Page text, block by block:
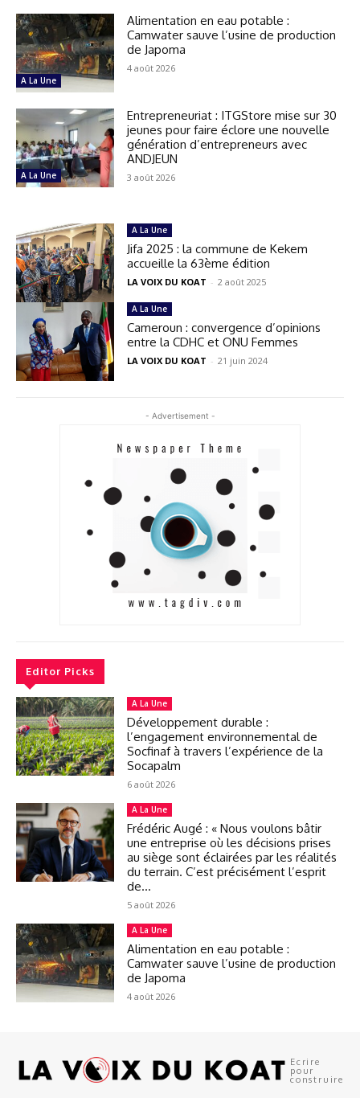
A La Une
Alimentation en eau potable :
Camwater sauve l’usine de production
de Japoma
4 août 2026
A La Une
Entrepreneuriat : ITGStore mise sur 30
jeunes pour faire éclore une nouvelle
génération d’entrepreneurs avec
ANDJEUN
3 août 2026
A La Une
Jifa 2025 : la commune de Kekem
accueille la 63ème édition
LA VOIX DU KOAT - 2 août 2025
A La Une
Cameroun : convergence d’opinions
entre la CDHC et ONU Femmes
LA VOIX DU KOAT - 21 juin 2024
- Advertisement -
Editor Picks
A La Une
Développement durable :
l’engagement environnemental de
Socfinaf à travers l’expérience de la
Socapalm
6 août 2026
A La Une
Frédéric Augé : « Nous voulons bâtir
une entreprise où les décisions prises
au siège sont éclairées par les réalités
du terrain. C’est précisément l’esprit
de...
5 août 2026
A La Une
Alimentation en eau potable :
Camwater sauve l’usine de production
de Japoma
4 août 2026
Ecrire
pour
construire